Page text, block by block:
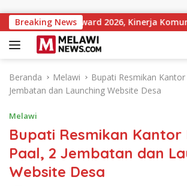
Breaking News
Award 2026, Kinerja Komunikasi
Beranda Melawi
Bupati Resmikan
Jembatan dan Launching Website Desa
Melawi
Bupati Resmikan Kantor
Paal, 2 Jembatan dan
Website Desa